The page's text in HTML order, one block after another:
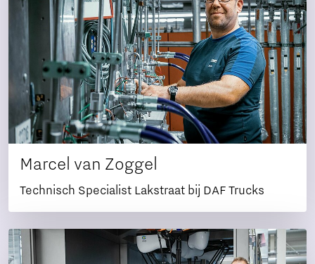
Marcel van Zoggel
Technisch Specialist Lakstraat bij DAF Trucks